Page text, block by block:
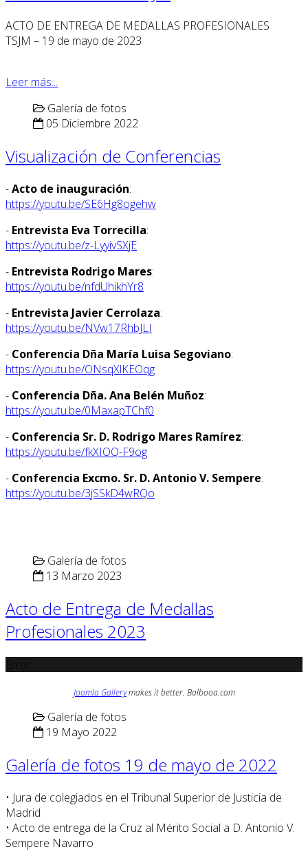
ACTO DE ENTREGA DE MEDALLAS PROFESIONALES
TSJM – 19 de mayo de 2023
Leer más...
Galería de fotos
05 Diciembre 2022
Visualización de Conferencias
-Acto de inauguración:
https://youtu.be/SE6Hg8ogehw
- Entrevista Eva Torrecilla:
https://youtu.be/z-LyyivSXjE
- Entrevista Rodrigo Mares:
https://youtu.be/nfdUhikhYr8
- Entrevista Javier Cerrolaza:
https://youtu.be/NVw17RhbJLI
- Conferencia Dña María Luisa Segoviano:
https://youtu.be/ONsqXlKEOqg
- Conferencia Dña. Ana Belén Muñoz:
https://youtu.be/0MaxapTChf0
- Conferencia Sr. D. Rodrigo Mares Ramírez:
https://youtu.be/fkXIOQ-F9og
- Conferencia Excmo. Sr. D. Antonio V. Sempere:
https://youtu.be/3jSSkD4wRQo
Galería de fotos
13 Marzo 2023
Acto de Entrega de Medallas
Profesionales 2023
Joomla Gallerymakes it better. Balbooa.com
Galería de fotos
19 Mayo 2022
Galería de fotos 19 de mayo de 2022
• Jura de colegiados en el Tribunal Superior de Justicia de
Madrid
• Acto de entrega de la Cruz al Mérito Social a D. Antonio V.
Sempere Navarro